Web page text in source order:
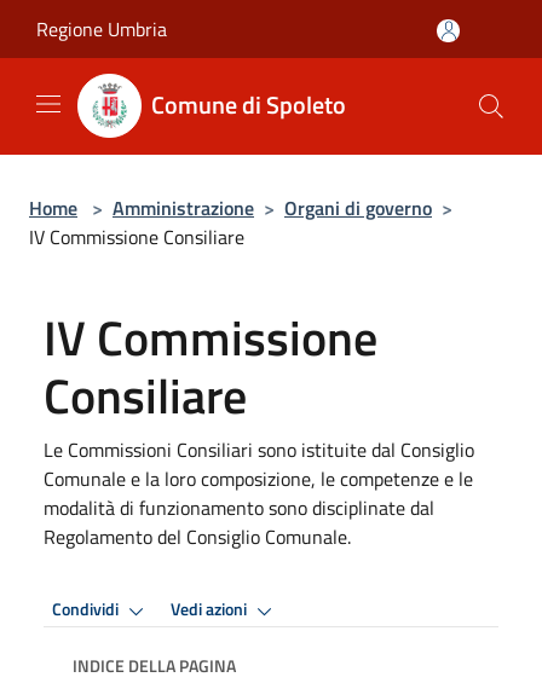
Regione Umbria
Comune di Spoleto
Home > Amministrazione > Organi di governo >
IV Commissione Consiliare
IV Commissione
Consiliare
Le Commissioni Consiliari sono istituite dal Consiglio
Comunale e la loro composizione, le competenze e le
modalità di funzionamento sono disciplinate dal
Regolamento del Consiglio Comunale.
Condividi Vedi azioni
INDICE DELLA PAGINA